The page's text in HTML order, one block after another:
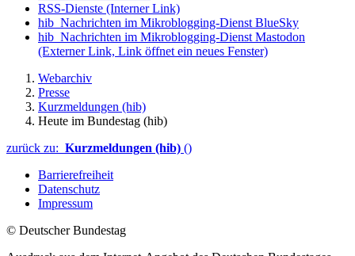
RSS-Dienste (Interner Link)
hib_Nachrichten im Mikroblogging-Dienst BlueSky
hib_Nachrichten im Mikroblogging-Dienst Mastodon
(Externer Link, Link öffnet ein neues Fenster)
Webarchiv
Presse
Kurzmeldungen (hib)
Heute im Bundestag (hib)
zurück zu: Kurzmeldungen (hib) ()
Barrierefreiheit
Datenschutz
Impressum
© Deutscher Bundestag